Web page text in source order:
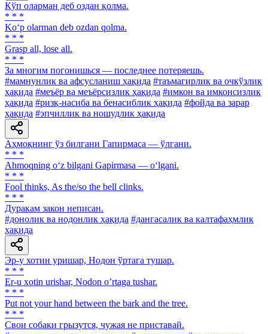
Кўп оларман деб оздан қолма.
* * *
Ko‘p olarman deb ozdan qolma.
* * *
Grasp all, lose all.
* * *
За многим погонишься — последнее потеряешь.
#мамнунлик ва афсусланиш ҳақида #таъмагирлик ва очкўзлик
ҳақида #меъёр ва меъёрсизлик ҳақида #имкон ва имконсизлик
ҳақида #ризқ-насиба ва бенасиблик ҳақида #фойда ва зарар
ҳақида #эпчиллик ва ношудлик ҳақида
Аҳмоқнинг ўз билгани Гапирмаса — ўлгани.
* * *
Ahmoqning o‘z bilgani Gapirmasa — o‘lgani.
* * *
Fool thinks, As the/so the bell clinks.
* * *
Дуракам закон неписан.
#донолик ва нодонлик ҳақида #дангасалик ва калтафаҳмлик
ҳақида
Эр-у хотин уришар, Нодон ўртага тушар.
* * *
Er-u xotin urishar, Nodon oʼrtaga tushar.
* * *
Put not your hand between the bark and the tree.
* * *
Свои собаки грызутся, чужая не приставай.